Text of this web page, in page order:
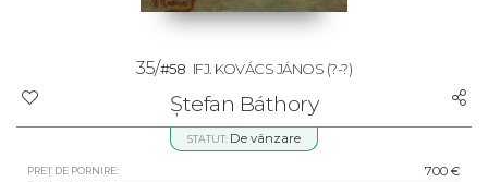
35/#58 IFJ. KOVÁCS JÁNOS (?-?)
Ștefan Báthory
STATUT: De vânzare
PREȚ DE PORNIRE: 700 €